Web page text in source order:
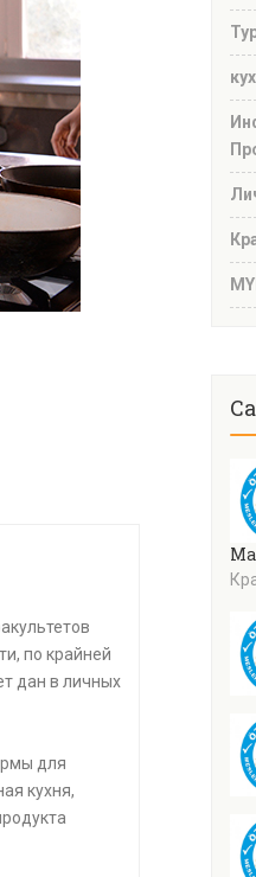
по крайней
дан в личных
для
кухня,